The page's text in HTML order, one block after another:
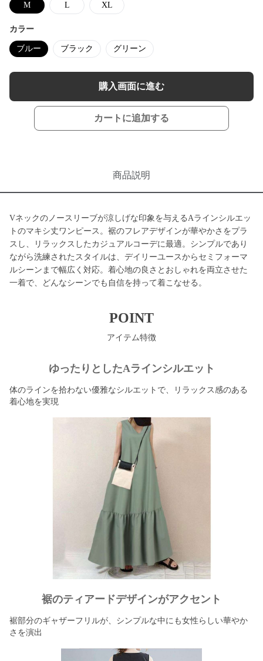
M L XL
カラー
ブルー ブラック グリーン
購入画面に進む
カートに追加する
商品説明
Vネックのノースリーブが涼しげな印象を与えるAラインシルエッ
トのマキシ丈ワンピース。裾のフレアデザインが華やかさをプラ
スし、リラックスしたカジュアルコーデに最適。シンプルであり
ながら洗練されたスタイルは、デイリーユースからセミフォーマ
ルシーンまで幅広く対応。着心地の良さとおしゃれを両立させた
一着で、どんなシーンでも自信を持って着こなせる。
POINT
アイテム特徴
ゆったりとしたAラインシルエット
体のラインを拾わない優雅なシルエットで、リラックス感のある
着心地を実現
裾のティアードデザインがアクセント
裾部分のギャザーフリルが、シンプルな中にも女性らしい華やか
さを演出